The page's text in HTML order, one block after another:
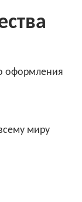
оформления
миру